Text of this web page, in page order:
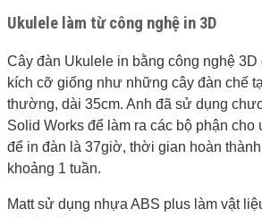
Ukulele làm từ công nghệ in 3D
Cây đàn Ukulele in bằng công nghệ 3D
kích cỡ giống như những cây đàn chế
thường, dài 35cm. Anh đã sử dụng
Solid Works để làm ra các bộ phận cho
để in đàn là 37giờ, thời gian hoàn
khoảng 1 tuần.
Matt sử dụng nhựa ABS plus làm vật